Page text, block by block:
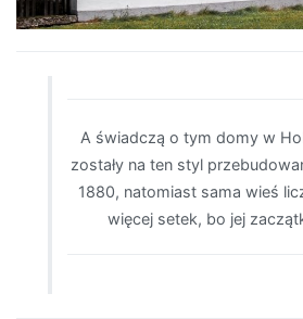
A świadczą o tym domy w
zostały na ten styl
1880, natomiast sama wieś
więcej setek, bo jej